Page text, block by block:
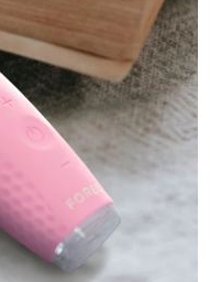
massagedevice
skincare
devices
light therapy
for young skin
sonic toothbrush
toothbrush
aging
護理
scalp massager
年輕化
Therapy
預計送達日期 8/13/26
預計送達日期 8/9/26
預計送達日期 8/13/26
預計送達日期 8/9/26
預計送達日期